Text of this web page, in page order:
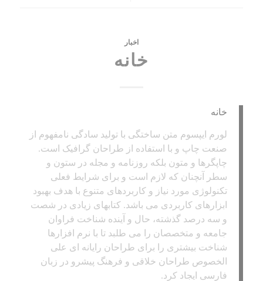
اخبار
خانه
خانه
لورم ایپسوم متن ساختگی با تولید سادگی نامفهوم از
صنعت چاپ و با استفاده از طراحان گرافیک است.
چاپگرها و متون بلکه روزنامه و مجله در ستون و
سطر آنچنان که لازم است و برای شرایط فعلی
تکنولوژی مورد نیاز و کاربردهای متنوع با هدف بهبود
ابزارهای کاربردی می باشد. کتابهای زیادی در شصت
و سه درصد گذشته، حال و آینده شناخت فراوان
جامعه و متخصصان را می طلبد تا با نرم افزارها
شناخت بیشتری را برای طراحان رایانه ای علی
الخصوص طراحان خلاقی و فرهنگ پیشرو در زبان
فارسی ایجاد کرد.